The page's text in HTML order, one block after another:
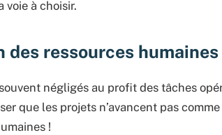
voie à choisir.
des ressources humaines
négligés au profit des tâches
que les projets n’avancent pas
!